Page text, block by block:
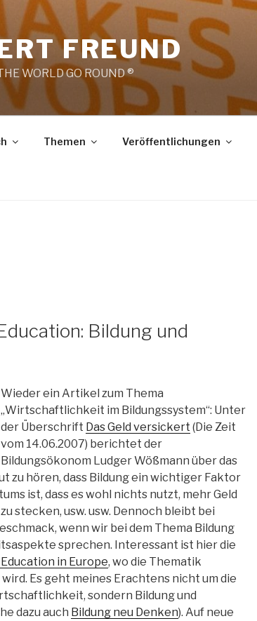
FREUND
WORLD GO ROUND ®
Themen Veröffentlichungen
Bildung und
Wieder ein Artikel zum Thema
„Wirtschaftlichkeit im Bildungssystem“: Unter
der Überschrift Das Geld versickert (Die Zeit
vom 14.06.2007) berichtet der
Bildungsökonom Ludger Wößmann über das
zu hören, dass Bildung ein wichtiger Faktor
ist, dass es wohl nichts nutzt, mehr Geld
stecken, usw. usw. Dennoch bleibt bei
wenn wir bei dem Thema Bildung
sprechen. Interessant ist hier die
in Europe, wo die Thematik
Es geht meines Erachtens nicht um die
sondern Bildung und
dazu auch Bildung neu Denken). Auf neue